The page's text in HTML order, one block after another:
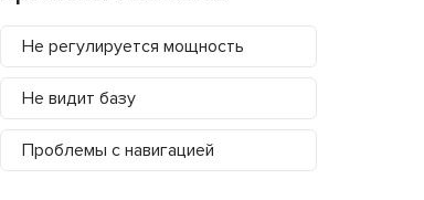
Не регулируется мощность
Не видит базу
Проблемы с навигацией